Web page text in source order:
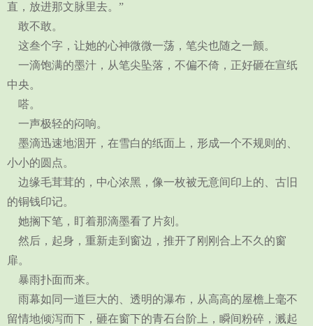
直，放进那文脉里去。”
敢不敢。
这叁个字，让她的心神微微一荡，笔尖也随之一颤。
一滴饱满的墨汁，从笔尖坠落，不偏不倚，正好砸在宣纸
中央。
嗒。
一声极轻的闷响。
墨滴迅速地洇开，在雪白的纸面上，形成一个不规则的、
小小的圆点。
边缘毛茸茸的，中心浓黑，像一枚被无意间印上的、古旧
的铜钱印记。
她搁下笔，盯着那滴墨看了片刻。
然后，起身，重新走到窗边，推开了刚刚合上不久的窗
扉。
暴雨扑面而来。
雨幕如同一道巨大的、透明的瀑布，从高高的屋檐上毫不
留情地倾泻而下，砸在窗下的青石台阶上，瞬间粉碎，溅起